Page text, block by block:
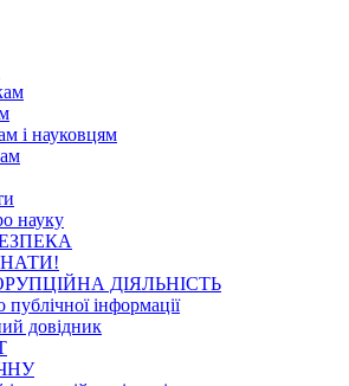
і науковцям
науку
ДІЯЛЬНІСТЬ
публічної інформації
довідник